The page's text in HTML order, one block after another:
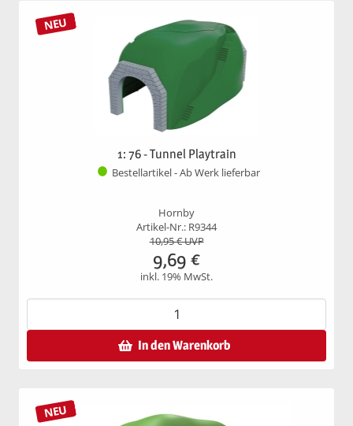
NEU
1: 76 - Tunnel Playtrain
Bestellartikel - Ab Werk lieferbar
Hornby
Artikel-Nr.: R9344
10,95€ UVP
9,69 €
inkl. 19% MwSt.
In den Warenkorb
NEU